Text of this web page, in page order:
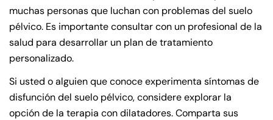
muchas personas que luchan con problemas del suelo
pélvico. Es importante consultar con un profesional de la
salud para desarrollar un plan de tratamiento
personalizado.
Si usted o alguien que conoce experimenta síntomas de
disfunción del suelo pélvico, considere explorar la
opción de la terapia con dilatadores. Comparta sus